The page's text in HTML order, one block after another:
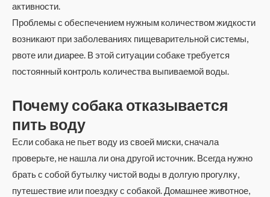
активности.
Проблемы с обеспечением нужным количеством жидкости
возникают при заболеваниях пищеварительной системы,
рвоте или диарее. В этой ситуации собаке требуется
постоянный контроль количества выпиваемой воды.
Почему собака отказывается
пить воду
Если собака не пьет воду из своей миски, сначала
проверьте, не нашла ли она другой источник. Всегда нужно
брать с собой бутылку чистой воды в долгую прогулку,
путешествие или поездку с собакой. Домашнее животное,